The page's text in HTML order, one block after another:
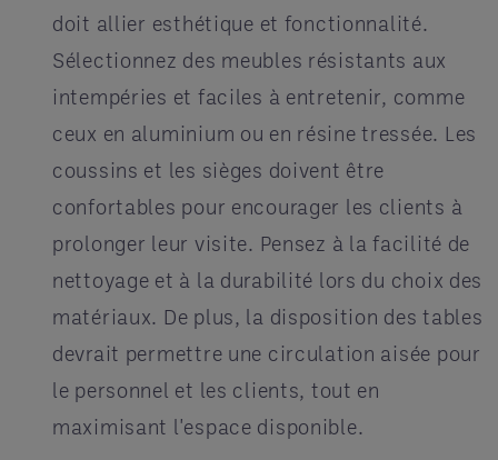
doit allier esthétique et fonctionnalité.
Sélectionnez des meubles résistants aux
intempéries et faciles à entretenir, comme
ceux en aluminium ou en résine tressée. Les
coussins et les sièges doivent être
confortables pour encourager les clients à
prolonger leur visite. Pensez à la facilité de
nettoyage et à la durabilité lors du choix des
matériaux. De plus, la disposition des tables
devrait permettre une circulation aisée pour
le personnel et les clients, tout en
maximisant l'espace disponible.